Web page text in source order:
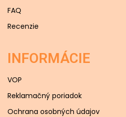
FAQ
Recenzie
INFORMÁCIE
VOP
Reklamačný poriadok
Ochrana osobných údajov